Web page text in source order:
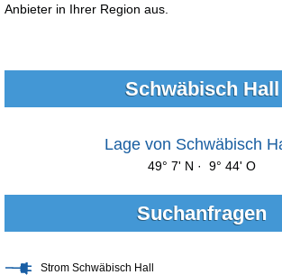
Anbieter in Ihrer Region aus.
Schwäbisch Hall
Lage von Schwäbisch
49° 7' N · 9° 44' O
Suchanfragen
Strom Schwäbisch Hall